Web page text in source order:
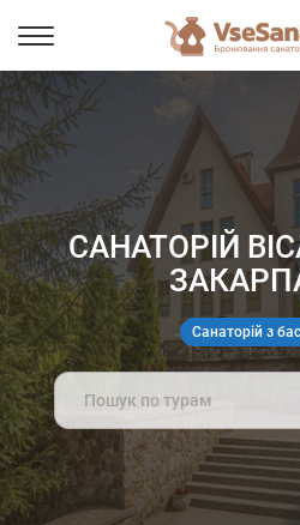
САНАТОРІЙ
Санаторій з
Search
for: